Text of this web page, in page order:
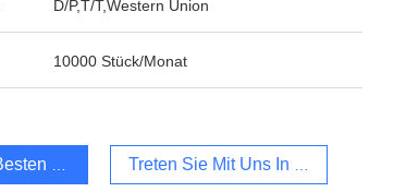
D/P,T/T,Western Union
10000 Stück/Monat
Preis Treten Sie Mit Uns In Verbindung